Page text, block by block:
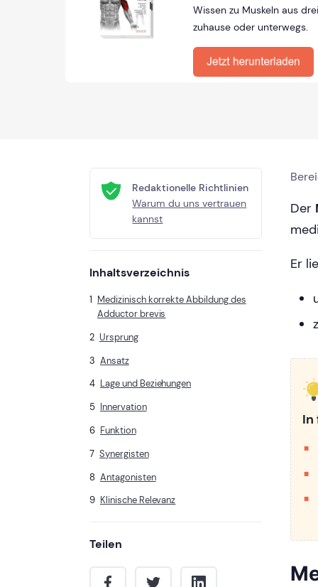
Wissen zu Muskeln aus
zuhause oder unterwegs.
Redaktionelle Richtlinien
Warum du uns vertrauen
kannst
Inhaltsverzeichnis
Medizinisch korrekte Abbildung des
Adductor brevis
Ursprung
Ansatz
Lage und Beziehungen
Innervation
Funktion
Synergisten
Antagonisten
Klinische Relevanz
Teilen
Der
Er
In